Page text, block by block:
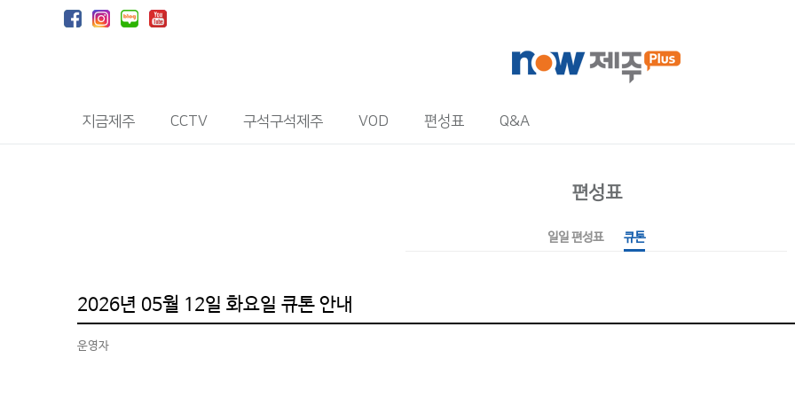
지금제주 CCTV 구석구석제주 VOD 편성표 Q&A
편성표
일일 편성표 큐톤
2026년 05월 12일 화요일 큐톤 안내
운영자